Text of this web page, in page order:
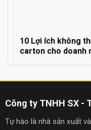
10 Lợi ích không
carton cho doanh
Công ty TNHH SX -
Tự hào là nhà sản xuất